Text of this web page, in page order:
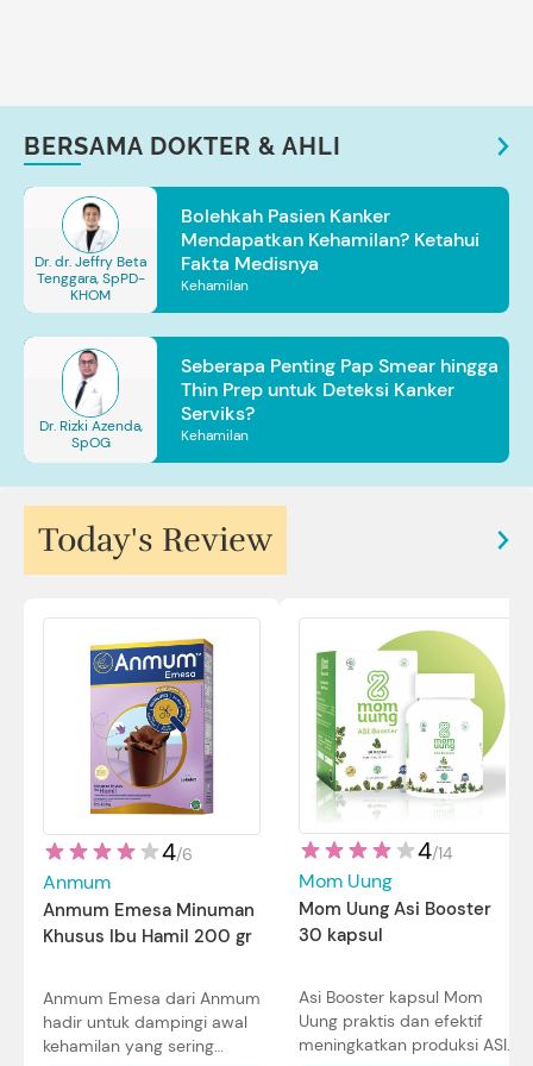
BERSAMA DOKTER & AHLI
Dr. dr. Jeffry Beta
Tenggara, SpPD-
KHOM
Bolehkah Pasien Kanker
Mendapatkan Kehamilan? Ketahui
Fakta Medisnya
Kehamilan
Dr. Rizki Azenda,
SpOG
Seberapa Penting Pap Smear hingga
Thin Prep untuk Deteksi Kanker
Serviks?
Kehamilan
Today's Review
4/6
Anmum
Anmum Emesa Minuman
Khusus Ibu Hamil 200 gr
Anmum Emesa dari Anmum
hadir untuk dampingi awal
kehamilan yang sering
4/14
Mom Uung
Mom Uung Asi Booster
30 kapsul
Asi Booster kapsul Mom
Uung praktis dan efektif
meningkatkan produksi ASI